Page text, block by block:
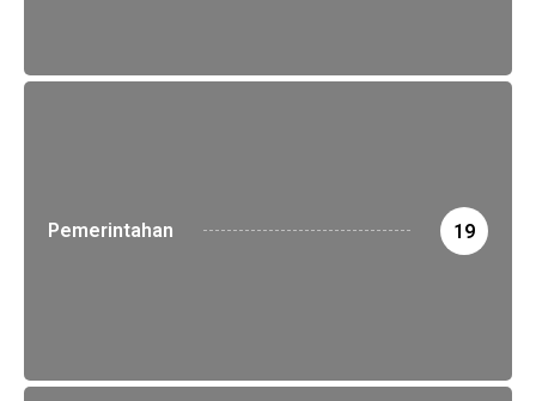
Pemerintahan 19